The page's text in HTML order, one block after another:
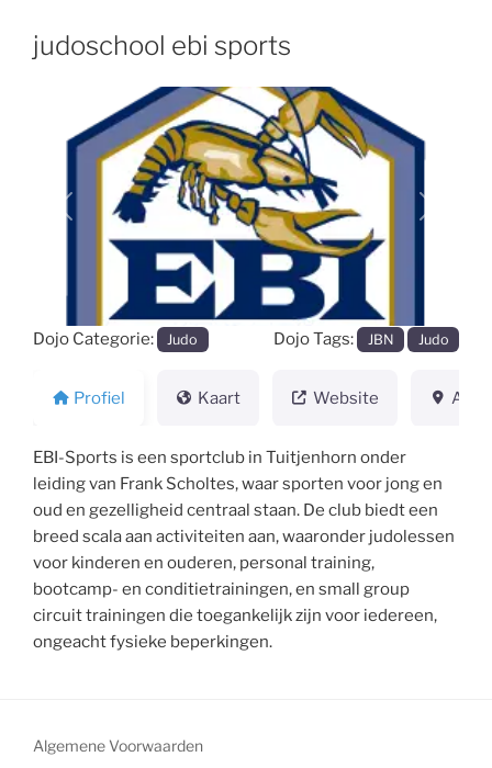
judoschool ebi sports
Vorige
Dojo Categorie: Judo Dojo Tags: JBN Judo
Profiel Kaart Website
EBI-Sports is een sportclub in Tuitjenhorn onder
leiding van Frank Scholtes, waar sporten voor jong en
oud en gezelligheid centraal staan. De club biedt een
breed scala aan activiteiten aan, waaronder judolessen
voor kinderen en ouderen, personal training,
bootcamp- en conditietrainingen, en small group
circuit trainingen die toegankelijk zijn voor iedereen,
ongeacht fysieke beperkingen.
Algemene Voorwaarden